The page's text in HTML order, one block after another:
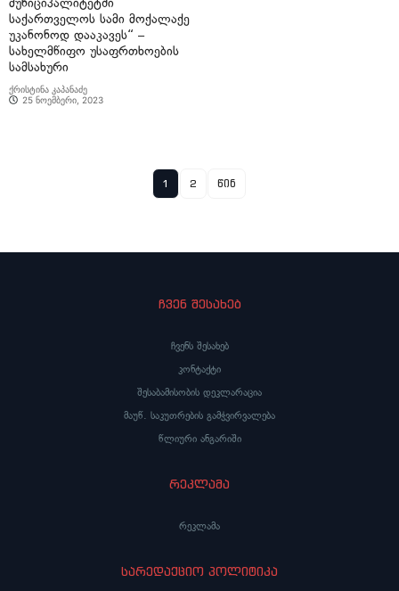
საქართველოს სამი მოქალაქე
უკანონოდ დააკავეს“ –
სახელმწიფო უსაფრთხოების
სამსახური
ქრისტინა კაპანაძე
25 ნოემბერი, 2023
1 2 წინ
ჩვენ შესახებ
ჩვენს შესახებ
კონტაქტი
შესაბამისობის დეკლარაცია
მაუწ. საკუთრების გამჭვირვალება
წლიური ანგარიში
რეკლამა
რეკლამა
სარედაქციო პოლიტიკა